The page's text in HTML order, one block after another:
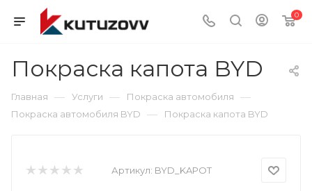
0
Покраска капота BYD
Главная — Услуги — Покраска автомобиля —
Покраска автомобиля BYD — Покраска капота BYD
Артикул: BYD_KAPOT